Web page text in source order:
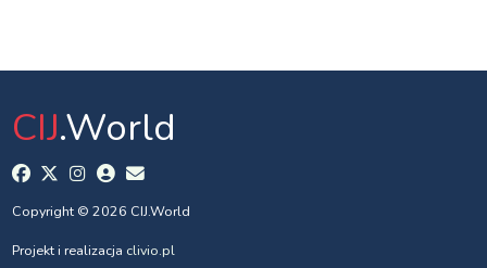
CIJ.World
Copyright © 2026 CIJ.World
Projekt i realizacja clivio.pl